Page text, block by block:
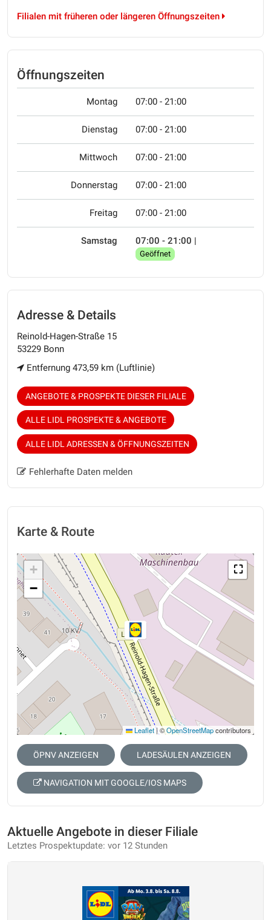
Filialen mit früheren oder längeren Öffnungszeiten
Öffnungszeiten
Montag 07:00 - 21:00
Dienstag 07:00 - 21:00
Mittwoch 07:00 - 21:00
Donnerstag 07:00 - 21:00
Freitag 07:00 - 21:00
Samstag 07:00 - 21:00 |
Geöffnet
Adresse & Details
Reinold-Hagen-Straße 15
53229 Bonn
Entfernung 473,59 km (Luftlinie)
ANGEBOTE & PROSPEKTE DIESER FILIALE
ALLE LIDL PROSPEKTE & ANGEBOTE
ALLE LIDL ADRESSEN & ÖFFNUNGSZEITEN
Fehlerhafte Daten melden
Karte & Route
⛶
+
−
Leaflet|©OpenStreetMapcontributors
ÖPNV ANZEIGEN LADESÄULEN ANZEIGEN
NAVIGATION MIT GOOGLE/IOS MAPS
Aktuelle Angebote in dieser Filiale
Letztes Prospektupdate: vor 12 Stunden